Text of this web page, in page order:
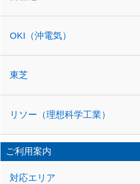
OKI（沖電気）
東芝
リソー（理想科学工業）
ご利用案内
対応エリア